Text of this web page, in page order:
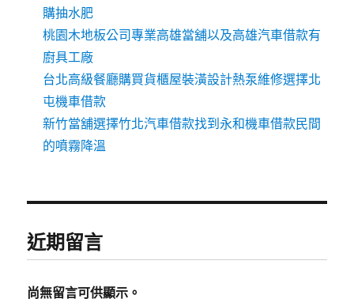
購抽水肥
桃園木地板公司專業高雄當舖以及高雄汽車借款有
廚具工廠
台北高級餐廳購買貨櫃屋裝潢設計熱泵維修選擇北
屯機車借款
新竹當舖選擇竹北汽車借款找到永和機車借款民間
的噴霧降溫
近期留言
尚無留言可供顯示。